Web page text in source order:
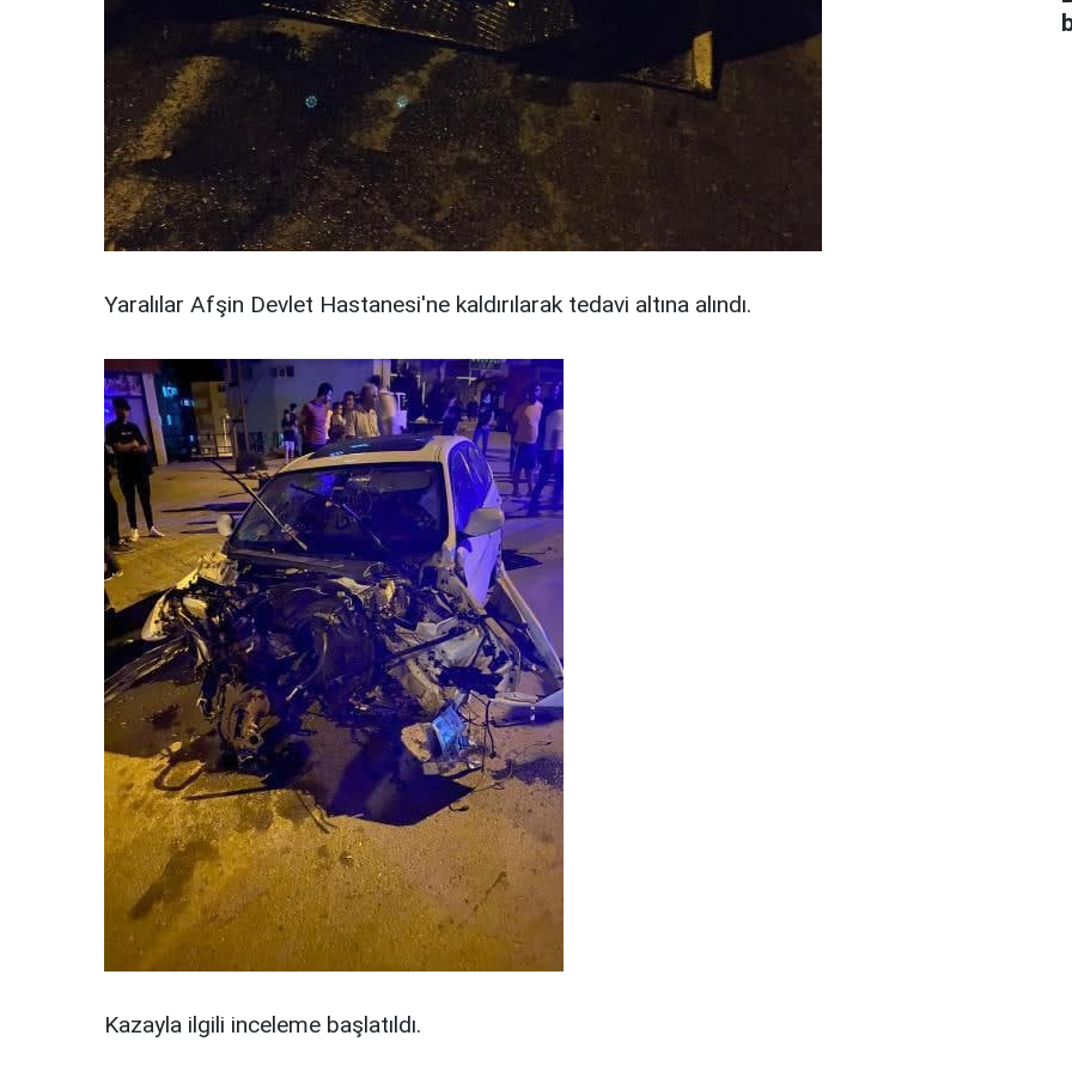
Yaralılar Afşin Devlet Hastanesi'ne kaldırılarak tedavi altına alındı.
Kazayla ilgili inceleme başlatıldı.